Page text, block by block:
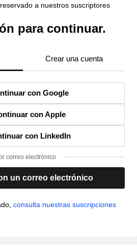
a nuestros suscriptores
para continuar.
Crear una cuenta
con Google
con Apple
con LinkedIn
correo electrónico
un correo electrónico
consulta nuestras suscripciones